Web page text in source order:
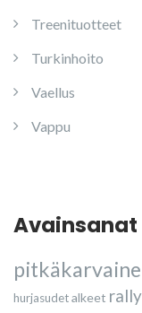
Treenituotteet
Turkinhoito
Vaellus
Vappu
Avainsanat
hurjasudetalkeet